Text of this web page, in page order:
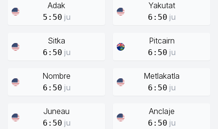
Adak
5:50 ju
Yakutat
6:50 ju
Sitka
6:50 ju
Pitcairn
6:50 ju
Nombre
6:50 ju
Metlakatla
6:50 ju
Juneau
6:50 ju
Anclaje
6:50 ju